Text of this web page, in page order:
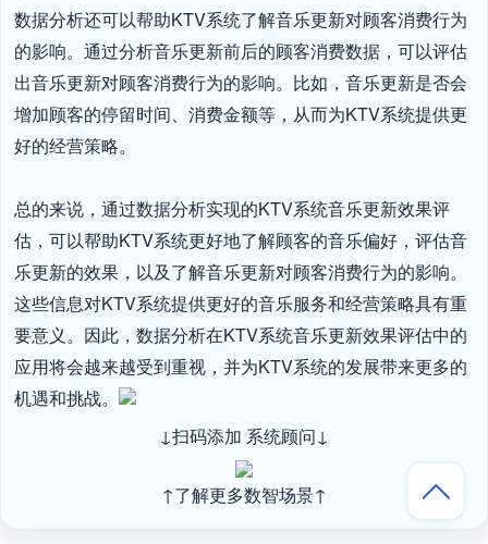
数据分析还可以帮助KTV系统了解音乐更新对顾客消费行为
的影响。通过分析音乐更新前后的顾客消费数据，可以评估
出音乐更新对顾客消费行为的影响。比如，音乐更新是否会
增加顾客的停留时间、消费金额等，从而为KTV系统提供更
好的经营策略。
总的来说，通过数据分析实现的KTV系统音乐更新效果评
估，可以帮助KTV系统更好地了解顾客的音乐偏好，评估音
乐更新的效果，以及了解音乐更新对顾客消费行为的影响。
这些信息对KTV系统提供更好的音乐服务和经营策略具有重
要意义。因此，数据分析在KTV系统音乐更新效果评估中的
应用将会越来越受到重视，并为KTV系统的发展带来更多的
机遇和挑战。
↓扫码添加 系统顾问↓
↑了解更多数智场景↑